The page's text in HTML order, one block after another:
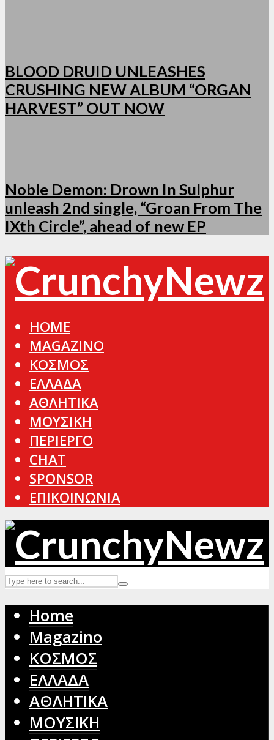
BLOOD DRUID UNLEASHES
CRUSHING NEW ALBUM “ORGAN
HARVEST” OUT NOW
Noble Demon: Drown In Sulphur
unleash 2nd single, “Groan From The
IXth Circle”, ahead of new EP
HOME
MAGAZINO
ΚΟΣΜΟΣ
ΕΛΛΑΔΑ
ΑΘΛΗΤΙΚΑ
ΜΟΥΣΙΚΗ
ΠΕΡΙΕΡΓΟ
CHAT
SPONSOR
ΕΠΙΚΟΙΝΩΝΙΑ
Home
Magazino
ΚΟΣΜΟΣ
ΕΛΛΑΔΑ
ΑΘΛΗΤΙΚΑ
ΜΟΥΣΙΚΗ